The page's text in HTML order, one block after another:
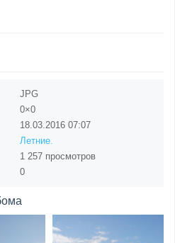
JPG
0×0
18.03.2016 07:07
Летние.
1 257 просмотров
0